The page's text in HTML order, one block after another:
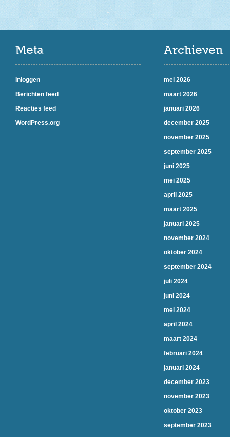
Meta
Inloggen
Berichten feed
Reacties feed
WordPress.org
Archieven
mei 2026
maart 2026
januari 2026
december 2025
november 2025
september 2025
juni 2025
mei 2025
april 2025
maart 2025
januari 2025
november 2024
oktober 2024
september 2024
juli 2024
juni 2024
mei 2024
april 2024
maart 2024
februari 2024
januari 2024
december 2023
november 2023
oktober 2023
september 2023